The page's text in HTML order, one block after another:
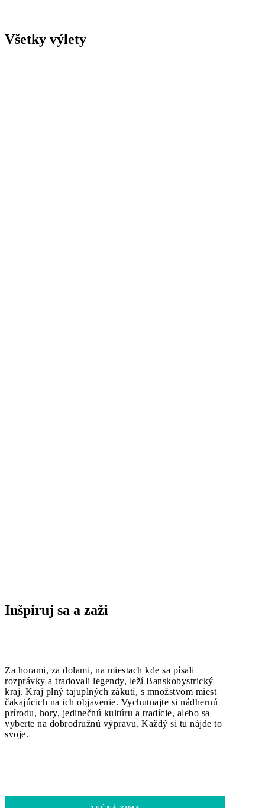
Všetky výlety
Inšpiruj sa a zaži
Za horami, za dolami, na miestach kde sa písali
rozprávky a tradovali legendy, leží Banskobystrický
kraj. Kraj plný tajuplných zákutí, s množstvom miest
čakajúcich na ich objavenie. Vychutnajte si nádhernú
prírodu, hory, jedinečnú kultúru a tradície, alebo sa
vyberte na dobrodružnú výpravu. Každý si tu nájde to
svoje.